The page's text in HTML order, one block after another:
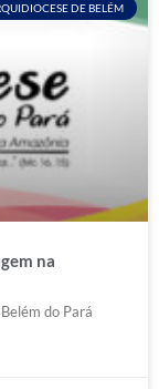
DE BELÉM
na
do Pará